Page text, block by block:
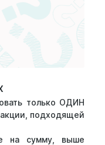
только ОДИН
подходящей
на сумму, выше